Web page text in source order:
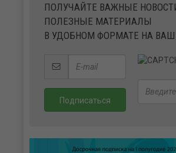
ПОЛУЧАЙТЕ ВАЖНЫЕ
ПОЛЕЗНЫЕ МАТЕРИАЛЫ
В УДОБНОМ ФОРМАТЕ НА